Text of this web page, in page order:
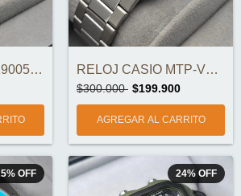
RELOJ KOSMO K9005 BIG AUTOMATICO ORIGINA... RELOJ CASIO MTP-VD01D-3E1VUDF ORIGINAL
$300.000 $199.900
% OFF 24% OFF